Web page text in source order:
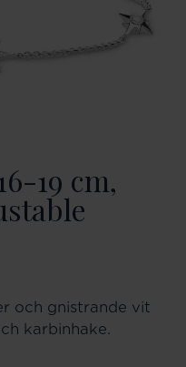
19 cm,
och gnistrande vit
karbinhake.